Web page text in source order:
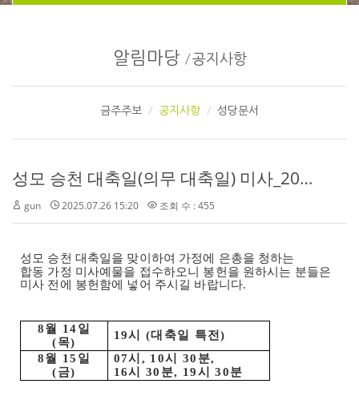
알림마당 /공지사항
금주주보 공지사항 성당문서
성모 승천 대축일(의무 대축일) 미사_2025.8.15
gun 2025.07.26 15:20 조회 수 : 455
성모 승천 대축일을 맞이하여 가정에 은총을 청하는
합동 가정 미사예물을 접수하오니 봉헌을 원하시는 분들은
미사 전에 봉헌함에 넣어 주시길 바랍니다.
8월 14일
(목)
19시(대축일 특전)
8월 15 일
(금)
07시 , 10시 30 분,
16시30 분, 19시30분